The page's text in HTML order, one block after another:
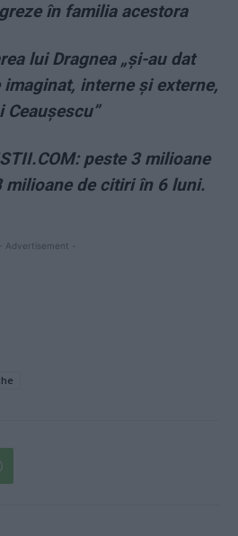
în familia acestora
lui Dragnea „și-au dat
interne și externe,
Ceaușescu”
peste 3 milioane
milioane de citiri în 6 luni.
- Advertisement -